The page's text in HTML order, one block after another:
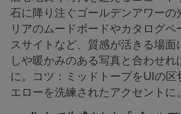
石に降り注ぐゴールデンアワーの
リアのムードボードやカタログ
スサイトなど、質感が活きる場面
しや暖かみのある写真と合わせ
に。コツ：ミッドトープをUIの区
エローを洗練されたアクセントに。